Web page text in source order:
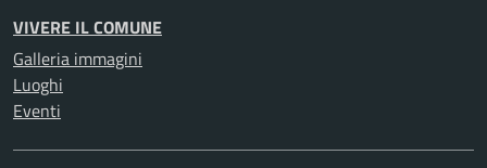
VIVERE IL COMUNE
Galleria immagini
Luoghi
Eventi